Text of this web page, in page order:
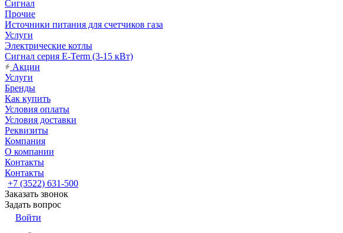
Сигнал
Прочие
Источники питания для счетчиков газа
Услуги
Электрические котлы
Сигнал серия E-Term (3-15 кВт)
Акции
Услуги
Бренды
Как купить
Условия оплаты
Условия доставки
Реквизиты
Компания
О компании
Контакты
Контакты
+7 (3522) 631-500
Заказать звонок
Задать вопрос
Войти